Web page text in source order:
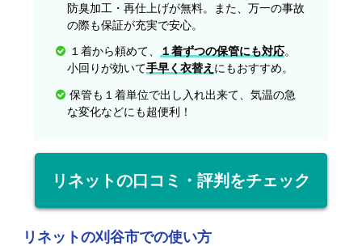
防臭加工・再仕上げが無料。また、万一の事故
の際も保証が充実で安心。
１着から頼めて、 １着ずつの保管にも対応。
小回りが効いて手早く衣替え にもおすすめ。
保管も１着単位で出し入れ出来て、気温の急
な変化などにも超便利！
リネットの口コミ・評判をチェック
リネットの刈谷市での使い方